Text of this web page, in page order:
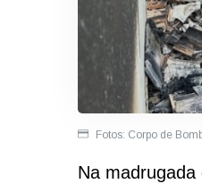
Fotos: Corpo de
Na